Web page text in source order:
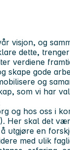
visjon, og
dette,
verdiene
skape gode
og
som vi har
og hos oss i
Her skal det
utgjøre en
med ulik